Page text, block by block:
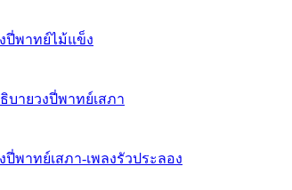
ปี่พาทย์ไม้แข็ง
บายวงปี่พาทย์เสภา
ปี่พาทย์เสภา-เพลงรัวประลอง